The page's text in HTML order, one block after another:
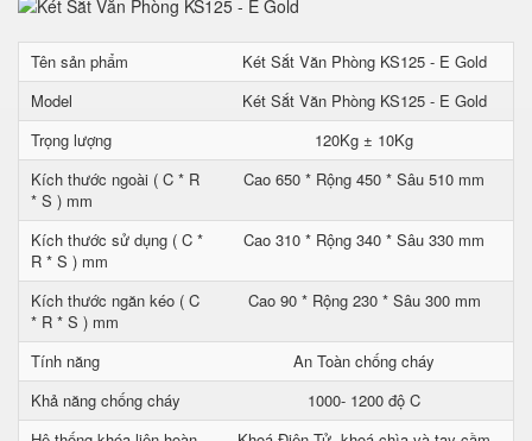
Tên sản phẩm
Két Sắt Văn Phòng KS125 - E Gold
Model
Két Sắt Văn Phòng KS125 - E Gold
Trọng lượng
120Kg ± 10Kg
Kích thước ngoài ( C * R
* S ) mm
Cao 650 * Rộng 450 * Sâu 510 mm
Kích thước sử dụng ( C *
R * S ) mm
Cao 310 * Rộng 340 * Sâu 330 mm
Kích thước ngăn kéo ( C
* R * S ) mm
Cao 90 * Rộng 230 * Sâu 300 mm
Tính năng
An Toàn chống cháy
Khả năng chống cháy
1000- 1200 độ C